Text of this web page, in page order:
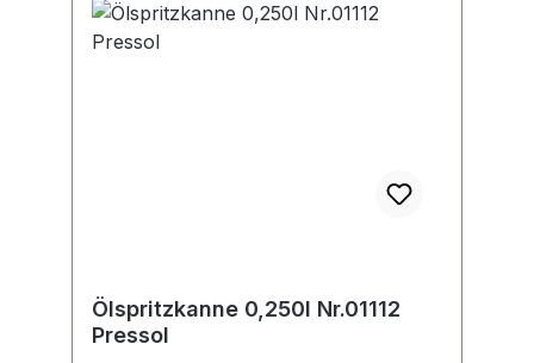
Ölspritzkanne 0,250l Nr.01112
Pressol